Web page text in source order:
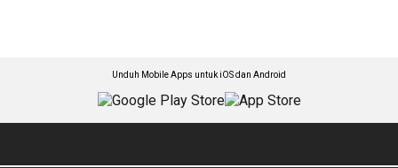
Unduh Mobile Apps untuk iOS dan Android